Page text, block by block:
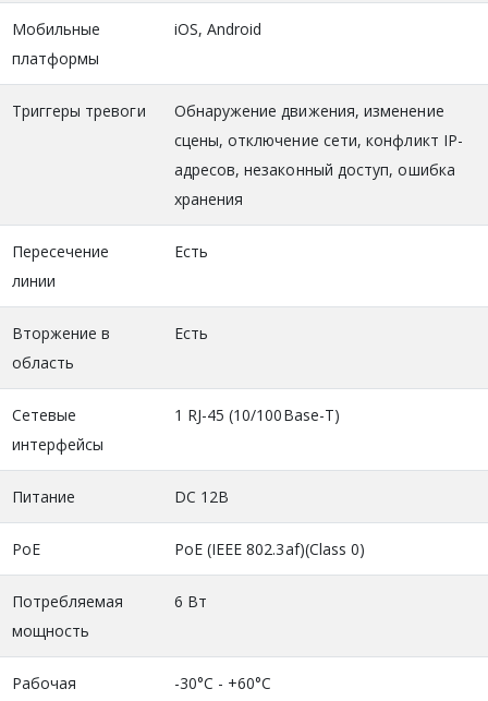
Мобильные
платформы
iOS, Android
Триггеры тревоги
Обнаружение движения, изменение
сцены, отключение сети, конфликт IP-
адресов, незаконный доступ, ошибка
хранения
Пересечение
линии
Есть
Вторжение в
область
Есть
Сетевые
интерфейсы
1 RJ-45 (10/100Base-T)
Питание DC 12В
PoE PoE (IEEE 802.3af)(Class 0)
Потребляемая
мощность
6 Вт
Рабочая -30°C - +60°C